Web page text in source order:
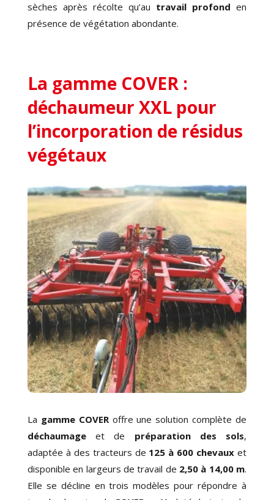
sèches après récolte qu’au travail profond en
présence de végétation abondante.
La gamme COVER :
déchaumeur XXL pour
l’incorporation de résidus
végétaux
La gamme COVERoffre une solution complète de
déchaumageet de préparation des sols,
adaptée à des tracteurs de 125 à 600 chevaux et
disponible en largeurs de travail de 2,50 à 14,00 m.
Elle se décline en trois modèles pour répondre à